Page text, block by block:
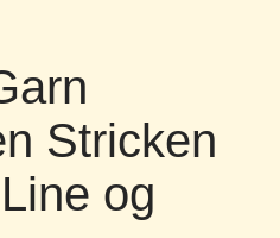
Stricken
og